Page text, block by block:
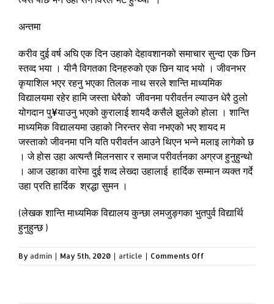
अन्तमा
करीव दुई वर्ष अघि एक दिन उहाको देहावशानको समाचार सुन्दा एक छिन
स्तव्द भया । यीनै विगतका दिनहरुको एक छिन याद भयो । जीवनभर
कृयाशिल भएर रहनु भएका तिलक नाथ सरले शान्ति माध्यमिक
विद्यालयमा रहेर हामि जस्ता धेरैको जीवनमा परीवर्तन ल्याउन धेरै ठुलो
योगदान पु¥याउनु भएको कुरालाई शायदै कसैले झुलेको होला । शान्ति
माध्यमिक विद्यालयमा उहाको निरन्तर सेवा नभएको भए शायद म
जस्ताको जीवनमा पनि यति परीवर्तन आउने थिएन भन्ने मलाइ लागेको छ
। जे होस उहा अत्यन्तै मिलनसार र समाज परीवर्तनका अग्रज हुनुहुन्थो
। आज उहाका वारेमा दुई शव्द लेख्दा उहालाई हार्दिक सम्मान व्यक्त गर्दे
उहा प्रति हार्दिक श्रद्धा सुमन ।
(लेखक शान्ति माध्यमिक विद्यालय कुन्छा लमजुङ्गका भुतपुर्व विद्यार्थि
हुनुहुन्छ )
By admin | May 5th, 2020 | article | Comments Off
आदरणाीय